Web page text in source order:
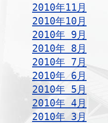
2010年11月
2010年10月
2010年 9月
2010年 8月
2010年 7月
2010年 6月
2010年 5月
2010年 4月
2010年 3月